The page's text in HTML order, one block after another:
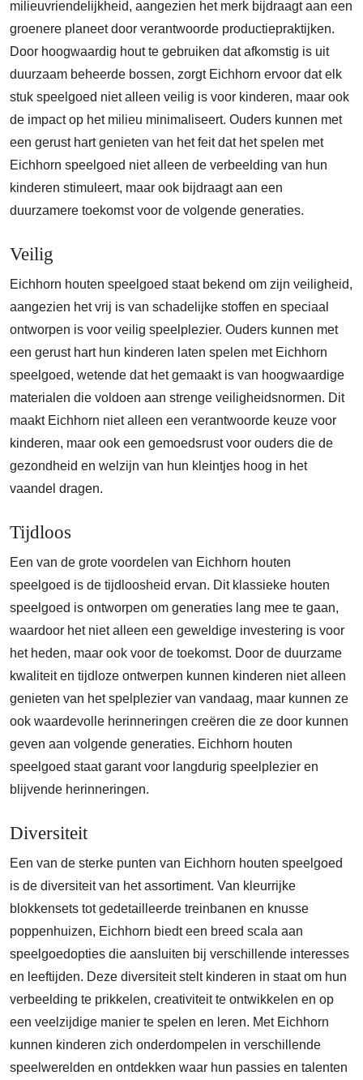
milieuvriendelijkheid, aangezien het merk bijdraagt aan een
groenere planeet door verantwoorde productiepraktijken.
Door hoogwaardig hout te gebruiken dat afkomstig is uit
duurzaam beheerde bossen, zorgt Eichhorn ervoor dat elk
stuk speelgoed niet alleen veilig is voor kinderen, maar ook
de impact op het milieu minimaliseert. Ouders kunnen met
een gerust hart genieten van het feit dat het spelen met
Eichhorn speelgoed niet alleen de verbeelding van hun
kinderen stimuleert, maar ook bijdraagt aan een
duurzamere toekomst voor de volgende generaties.
Veilig
Eichhorn houten speelgoed staat bekend om zijn veiligheid,
aangezien het vrij is van schadelijke stoffen en speciaal
ontworpen is voor veilig speelplezier. Ouders kunnen met
een gerust hart hun kinderen laten spelen met Eichhorn
speelgoed, wetende dat het gemaakt is van hoogwaardige
materialen die voldoen aan strenge veiligheidsnormen. Dit
maakt Eichhorn niet alleen een verantwoorde keuze voor
kinderen, maar ook een gemoedsrust voor ouders die de
gezondheid en welzijn van hun kleintjes hoog in het
vaandel dragen.
Tijdloos
Een van de grote voordelen van Eichhorn houten
speelgoed is de tijdloosheid ervan. Dit klassieke houten
speelgoed is ontworpen om generaties lang mee te gaan,
waardoor het niet alleen een geweldige investering is voor
het heden, maar ook voor de toekomst. Door de duurzame
kwaliteit en tijdloze ontwerpen kunnen kinderen niet alleen
genieten van het spelplezier van vandaag, maar kunnen ze
ook waardevolle herinneringen creëren die ze door kunnen
geven aan volgende generaties. Eichhorn houten
speelgoed staat garant voor langdurig speelplezier en
blijvende herinneringen.
Diversiteit
Een van de sterke punten van Eichhorn houten speelgoed
is de diversiteit van het assortiment. Van kleurrijke
blokkensets tot gedetailleerde treinbanen en knusse
poppenhuizen, Eichhorn biedt een breed scala aan
speelgoedopties die aansluiten bij verschillende interesses
en leeftijden. Deze diversiteit stelt kinderen in staat om hun
verbeelding te prikkelen, creativiteit te ontwikkelen en op
een veelzijdige manier te spelen en leren. Met Eichhorn
kunnen kinderen zich onderdompelen in verschillende
speelwerelden en ontdekken waar hun passies en talenten